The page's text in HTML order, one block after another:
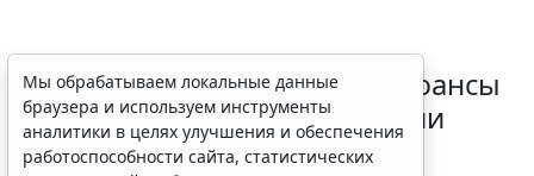
Резидентам РФ указали на нюансы
информирования об открытии
счетов за границей
Мы обрабатываем локальные данные
браузера и используем инструменты
аналитики в целях улучшения и обеспечения
работоспособности сайта, статистических